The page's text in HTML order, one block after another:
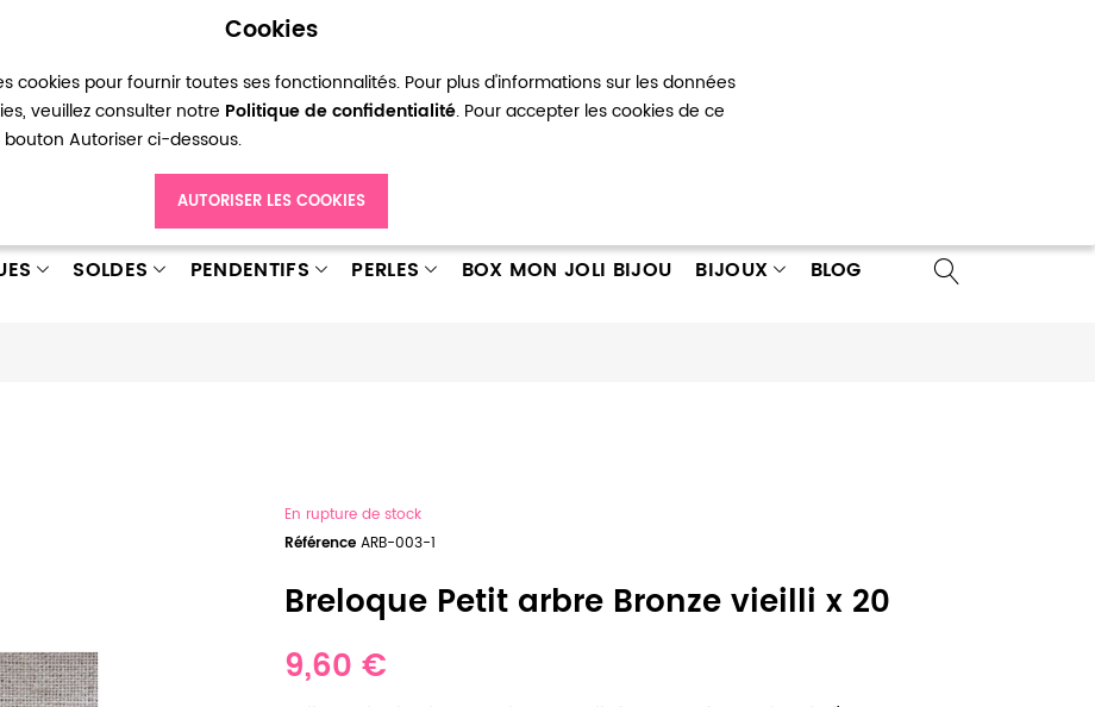
Cookies
cookies pour fournir toutes ses fonctionnalités. Pour plus d'informations sur les données
veuillez consulter notre Politique de confidentialité. Pour accepter les cookies de ce
Autoriser ci-dessous.
AUTORISER LES COOKIES
Ma liste d’envies Connexion Créer un compte
SOLDES PENDENTIFS PERLES BOX MON JOLI BIJOU BIJOUX BLOG
En rupture de stock
Référence ARB-003-1
Breloque Petit arbre Bronze vieilli x 20
9,60 €